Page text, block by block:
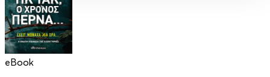
eBook